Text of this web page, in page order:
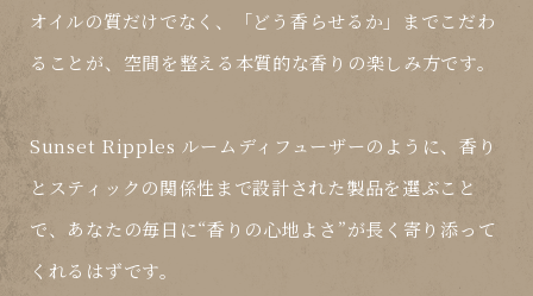
オイルの質だけでなく、
「どう香らせるか」までこだわ
ることが、空間を整える本質的な香りの楽しみ方です。
Sunset Ripples ルームディフューザーのように、 香り
とスティックの関係性まで設計された製品を選ぶこと
で、あなたの毎日に“香りの心地よさ”が長く寄り添って
くれるはずです。